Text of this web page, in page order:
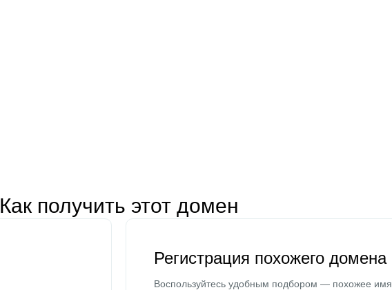
Как получить этот домен
Регистрация похожего домена
Воспользуйтесь удобным подбором — похожее имя